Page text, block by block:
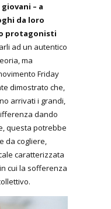
– a
da loro
protagonisti
ad un autentico
ma
Friday
dimostrato che,
arrivati i grandi,
dando
questa potrebbe
da cogliere,
caratterizzata
cui la sofferenza